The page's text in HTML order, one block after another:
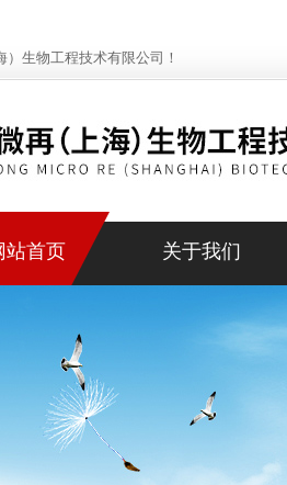
生物工程技术有限公司！
站首页 关于我们